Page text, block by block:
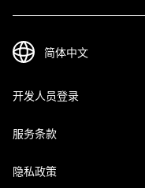
开发人员登录
服务条款
隐私政策